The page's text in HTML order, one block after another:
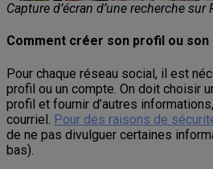
Capture d’écran d’une recherche sur
Comment créer son profil ou son
Pour chaque réseau social, il est
profil ou un compte. On doit choisir
profil et fournir d’autres
courriel. Pour des raisons de
de ne pas divulguer certaines
bas).